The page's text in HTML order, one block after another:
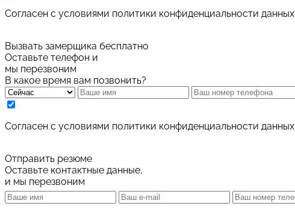
Cогласен с условиями политики конфиденциальности данных
Вызвать замерщика бесплатно
Оставьте телефон и
мы перезвоним
В какое время вам позвонить?
Cогласен с условиями политики конфиденциальности данных
Отправить резюме
Оставьте контактные данные,
и мы перезвоним